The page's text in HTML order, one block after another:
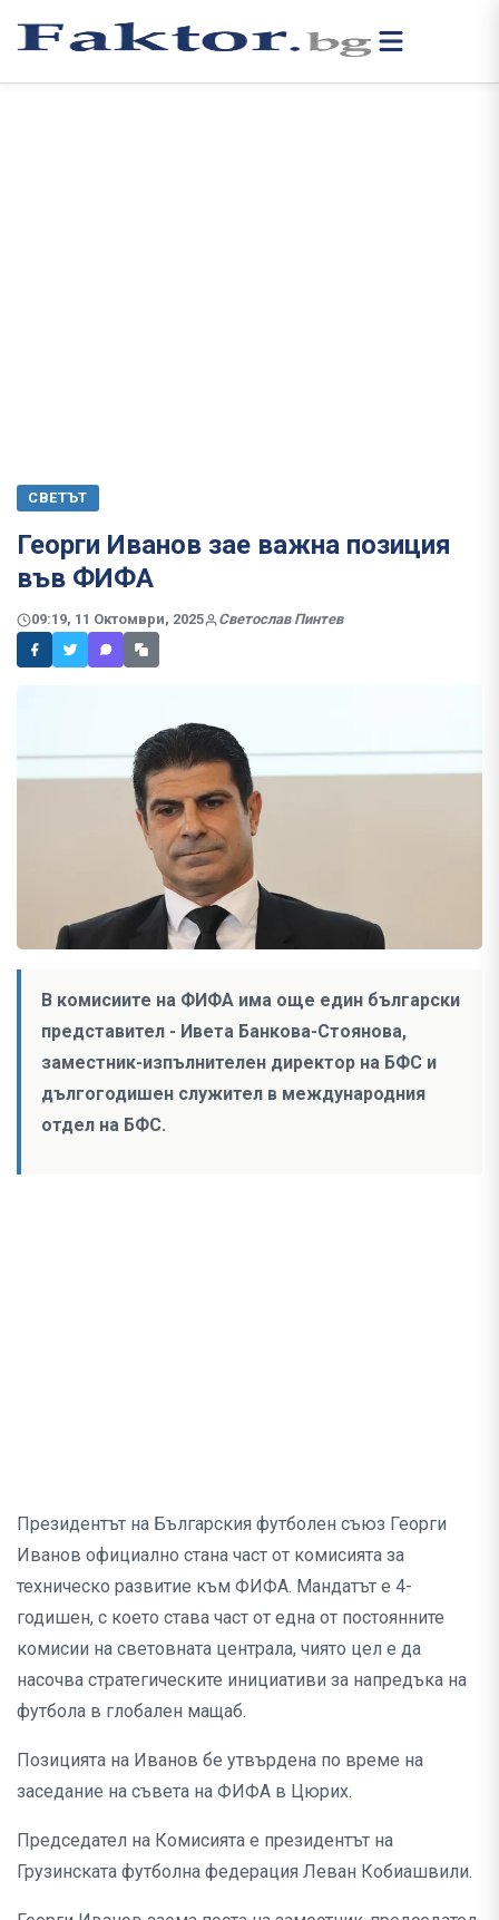
СВЕТЪТ
Георги Иванов зае важна позиция
във ФИФА
09:19, 11 Октомври, 2025 Светослав Пинтев
В комисиите на ФИФА има още един български
представител - Ивета Банкова-Стоянова,
заместник-изпълнителен директор на БФС и
дългогодишен служител в международния
отдел на БФС.
Президентът на Българския футболен съюз Георги
Иванов официално стана част от комисията за
техническо развитие към ФИФА. Мандатът е 4-
годишен, с което става част от една от постоянните
комисии на световната централа, чиято цел е да
насочва стратегическите инициативи за напредъка на
футбола в глобален мащаб.
Позицията на Иванов бе утвърдена по време на
заседание на съвета на ФИФА в Цюрих.
Председател на Комисията е президентът на
Грузинската футболна федерация Леван Кобиашвили.